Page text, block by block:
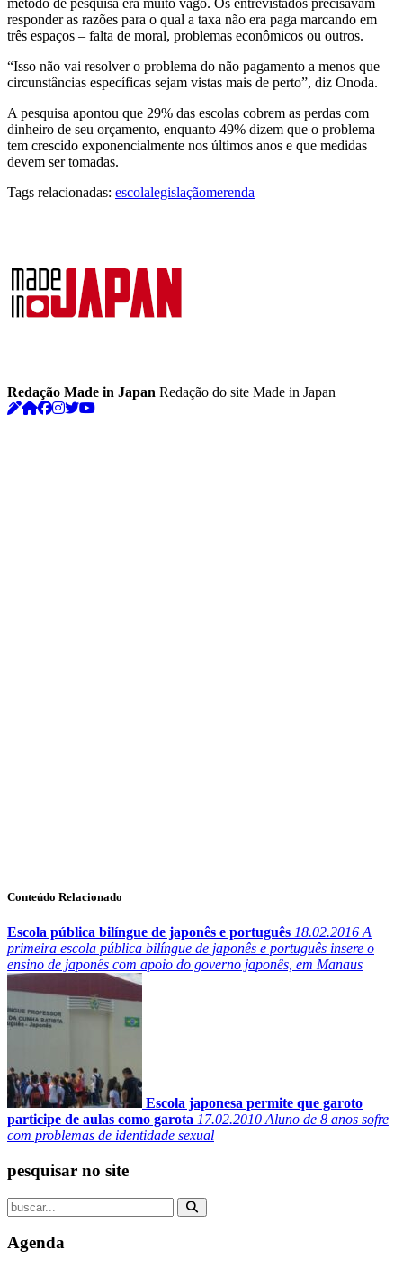
responder as razões para o qual a taxa não era paga marcando em
três espaços – falta de moral, problemas econômicos ou outros.
“Isso não vai resolver o problema do não pagamento a menos que
circunstâncias específicas sejam vistas mais de perto”, diz Onoda.
A pesquisa apontou que 29% das escolas cobrem as perdas com
dinheiro de seu orçamento, enquanto 49% dizem que o problema
tem crescido exponencialmente nos últimos anos e que medidas
devem ser tomadas.
Tags relacionadas: escolalegislaçãomerenda
Redação Made in Japan Redação do site Made in Japan
Conteúdo Relacionado
Escola pública bilíngue de japonês e português 18.02.2016 A
primeira escola pública bilíngue de japonês e português insere o
ensino de japonês com apoio do governo japonês, em Manaus
Escola japonesa permite que garoto
participe de aulas como garota 17.02.2010 Aluno de 8 anos sofre
com problemas de identidade sexual
pesquisar no site
Agenda